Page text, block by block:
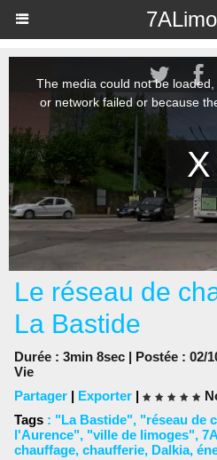
Le réseau de
La Bastide
Durée : 3min 8sec | Postée : 02/
Vie
Partager | Exporter |
Tags : "La Bastide", "réseau de
l'Aurence", "ville de limoges",
chauffage, chaufferie, Dalkia,